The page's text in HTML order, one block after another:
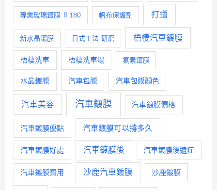
專業玻璃鍍膜 Ⅱ180 帆布保護劑 打蠟
新水晶鍍膜 日式工法-研磨 梧棲汽車鍍膜
梧棲洗車 梧棲洗車場 氟素鍍膜
水晶鍍膜 汽車包膜 汽車包膜顏色
汽車美容 汽車鍍膜 汽車鍍膜價格
汽車鍍膜優點 汽車鍍膜可以撐多久
汽車鍍膜好處 汽車鍍膜後 汽車鍍膜後遺症
汽車鍍膜費用 沙鹿汽車鍍膜 沙鹿鍍膜